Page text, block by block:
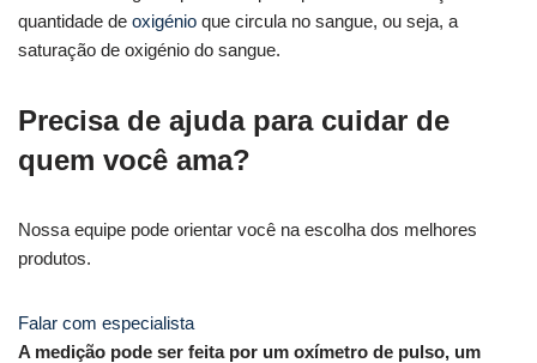
quantidade de oxigénio que circula no sangue, ou seja, a
saturação de oxigénio do sangue.
Precisa de ajuda para cuidar de
quem você ama?
Nossa equipe pode orientar você na escolha dos melhores
produtos.
Falar com especialista
A medição pode ser feita por um oxímetro de pulso, um